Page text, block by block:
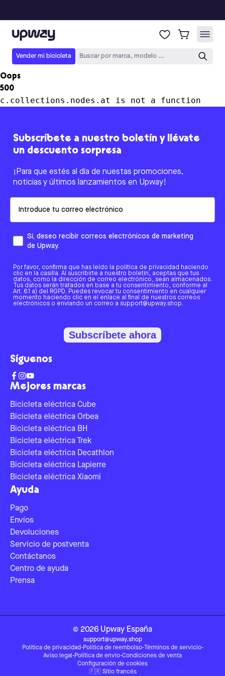
Upway
Vender mi bicicleta Buscar por marca, modelo ...
Oops
500
c.collections.nodes.at is not a function
Mejores marcas
Bicicleta eléctrica Cube
Bicicleta eléctrica Orbea
Bicicleta eléctrica BH
Bicicleta eléctrica Trek
Bicicleta eléctrica Decathlon
Bicicleta eléctrica Lapierre
Bicicleta eléctrica Xiaomi
Ayuda
Pago
Envíos
Devoluciones
Servicio de postventa
Contáctanos
Centro de ayuda
Prensa
Subscríbete a nuestro boletín y llévate
un descuento sorpresa
¡Para que estés al día de nuestas promociones,
noticias y últimos lanzamientos en Upway!
Sí, deseo recibir correos electrónicos de marketing
de Upway.
Por favor, confirma que has leído la política de privacidad haciendo
clic en la casilla. Al suscribirte a nuestro boletín, aceptas que tus
datos, como la dirección de correo electrónico, sean almacenados.
Tus datos serán tratados en base a tu consentimiento, conforme al
Art. 6.1 a) del RGPD. Puedes revocar tu consentimiento en cualquier
momento haciendo clic en el enlace al final de nuestros correos
electrónicos o enviando un correo a support@upway.shop.
Subscríbete ahora
Síguenos
© 2026 Upway España
support@upway.shop
Política de privacidad-Política de reembolso-Términos de servicio-
Aviso legal -Política de envío-Condiciones de venta
Configuración de cookies
🇫🇷 Sitio francés